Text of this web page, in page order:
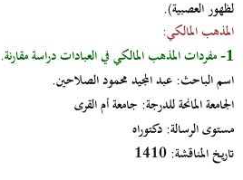
لظهور العصبية).
المذهب المالكي:
1- مفردات المذهب المالكي في العبادات دراسة مقارنة.
اسم الباحث:عبد المجيد محمود الصلاحين.
الجامعة المانحة للدرجة: جامعة أم القرى
مستوى الرسالة:دكتوراه
تاريخ المناقشة: 1410